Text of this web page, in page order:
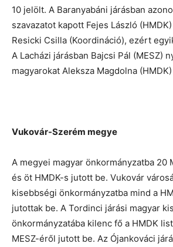
10 jelölt. A Baranyabáni járásban
szavazatot kapott Fejes László
Resicki Csilla (Koordináció), ezért
A Lacházi járásban Bajcsi Pál (MESZ)
magyarokat Aleksza Magdolna
Vukovár-Szerém megye
A megyei magyar önkormányzatba 20
és öt HMDK-s jutott be. Vukovár
kisebbségi önkormányzatba mind a
jutottak be. A Tordinci járási magyar
önkormányzatába kilenc fő a HMDK
MESZ-éről jutott be. Az Ójankováci